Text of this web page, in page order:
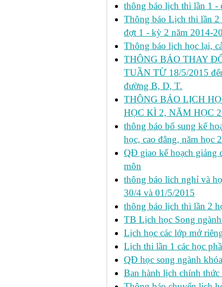
thông báo lịch thi lần 1 -
Thông báo Lịch thi lần 2
đợt 1 - kỳ 2 năm 2014-
Thông báo lịch học lại,
THÔNG BÁO THAY
TUẦN TỪ 18/5/2015
đường B, D, T.
THÔNG BÁO LỊCH
HỌC KÌ 2, NĂM HỌC
thông báo bổ sung kế
học, cao đẳng, năm học
QĐ giao kế hoạch giảng
môn
thông báo lich nghỉ và
30/4 và 01/5/2015
thông báo lịch thi lần 2
TB Lịch học Song
Lịch học các lớp mở
Lịch thi lần 1 các học
QĐ học song ngành
Ban hành lịch chính